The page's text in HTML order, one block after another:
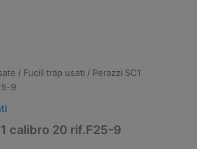
/ Fucili trap usati/ Perazzi SC1
9
calibro 20 rif.F25-9